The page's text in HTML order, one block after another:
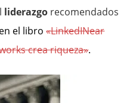
liderazgo recomendados
en el libro«LinkedINear
crea riqueza».